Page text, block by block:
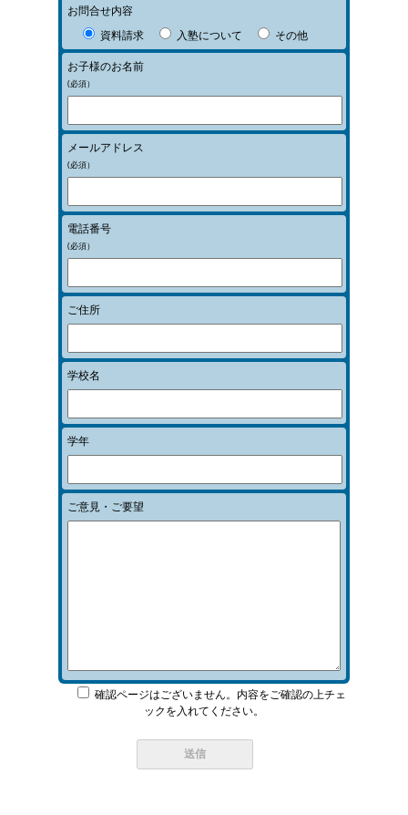
お問合せ内容
資料請求
入塾について
その他
お子様のお名前
(必須）
メールアドレス
(必須）
電話番号
(必須）
ご住所
学校名
学年
ご意見・ご要望
確認ページはございません。内容をご確認の上チェ
ックを入れてください。